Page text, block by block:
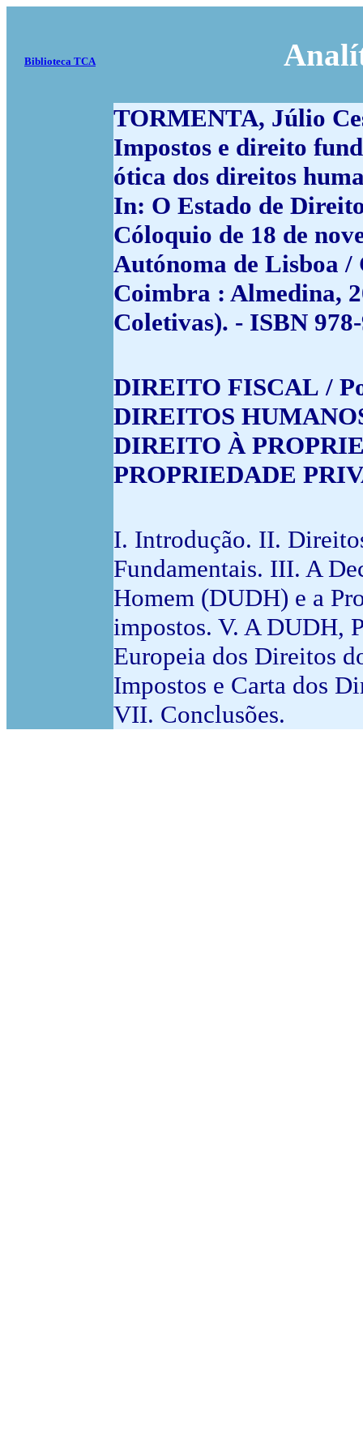
Biblioteca TCA
TORMENTA, Júlio
Impostos e direito
ótica dos direitos
In: O Estado de
Cóloquio de 18 de
Autónoma de Lisboa /
Coimbra : Almedina,
Coletivas). - ISBN
DIREITO FISCAL /
DIREITOS
DIREITO À
PROPRIEDADE
I. Introdução. II.
Fundamentais. III. A
Homem (DUDH) e a
impostos. V. A DUDH,
Europeia dos Direitos
Impostos e Carta dos
VII. Conclusões.